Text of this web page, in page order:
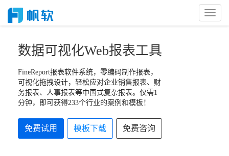
Toggle
数据可视化Web报表工具
FineReport报表软件系统，零编码制作报表，
可视化拖拽设计，轻松应对企业销售报表、财
务报表、人事报表等中国式复杂报表。仅需1
分钟，即可获得233个行业的案例和模板！
免费试用 模板下载 免费咨询